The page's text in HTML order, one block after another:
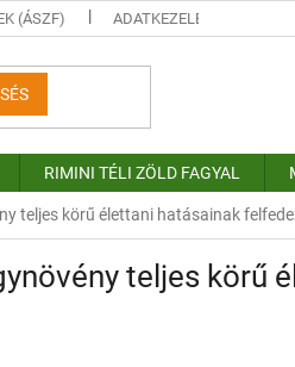
(ÁSZF) ADATKEZELÉSI
RIMINI TÉLI ZÖLD FAGYAL
teljes körű élettani hatásainak
teljes körű